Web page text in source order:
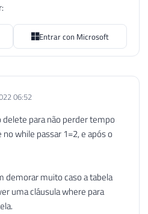
Entrar con Microsoft
06:52
delete para não perder tempo
while passar 1=2, e após o
demorar muito caso a tabela
uma cláusula where para